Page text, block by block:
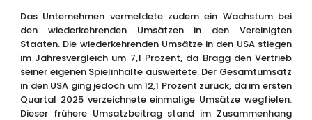
Das Unternehmen vermeldete zudem ein Wachstum bei
den wiederkehrenden Umsätzen in den Vereinigten
Staaten. Die wiederkehrenden Umsätze in den USA stiegen
im Jahresvergleich um 7,1 Prozent, da Bragg den Vertrieb
seiner eigenen Spielinhalte ausweitete. Der Gesamtumsatz
in den USA ging jedoch um 12,1 Prozent zurück, da im ersten
Quartal 2025 verzeichnete einmalige Umsätze wegfielen.
Dieser frühere Umsatzbeitrag stand im Zusammenhang